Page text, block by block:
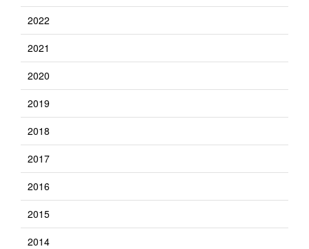
2022
2021
2020
2019
2018
2017
2016
2015
2014